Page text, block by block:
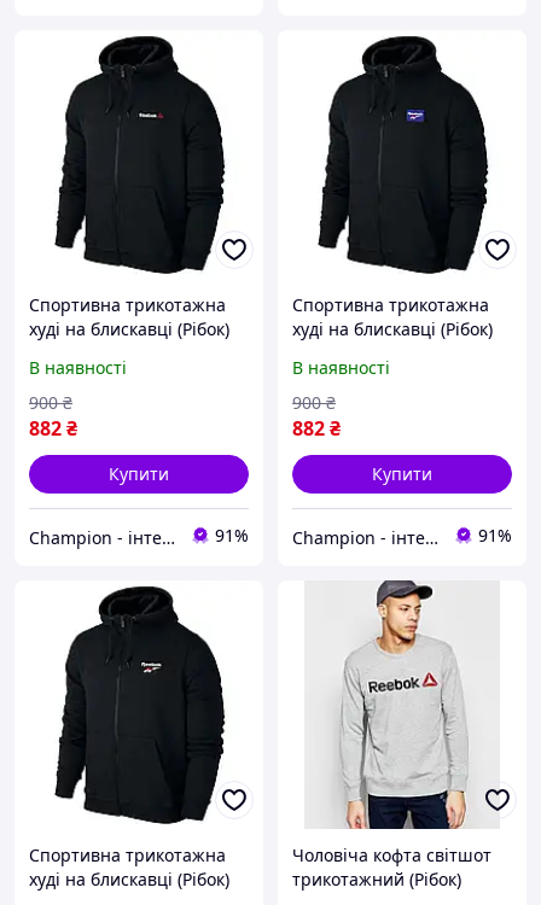
Спортивна трикотажна
худі на блискавці (Рібок)
В наявності
882₴
900 ₴
Купити
Champion - інтернет магазин спортивного одягу та взуття. 91%
Спортивна трикотажна
худі на блискавці (Рібок)
В наявності
882₴
900 ₴
Купити
Champion - інтернет магазин спортивного одягу та взуття. 91%
Спортивна трикотажна
худі на блискавці (Рібок)
Чоловіча кофта світшот
трикотажний (Рібок)